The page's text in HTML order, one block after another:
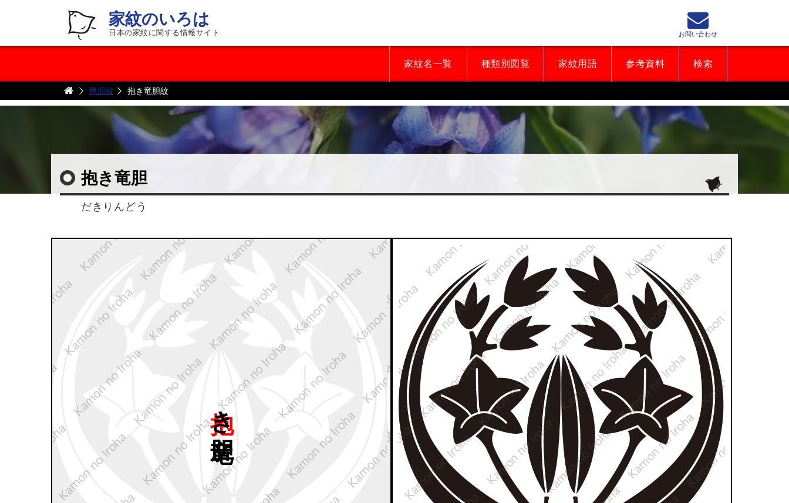
家紋のいろは
日本の家紋に関する情報サイト
家紋名一覧 種類別図覧 家紋用語 参考資料 検索
お問い合わせ
竜胆紋 抱き竜胆紋
抱き竜胆
だきりんどう
竜胆